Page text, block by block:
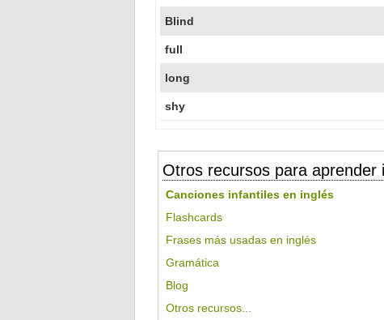
Blind
full
long
shy
Otros recursos para aprender
Canciones infantiles en inglés
Flashcards
Frases más usadas en inglés
Gramática
Blog
Otros recursos...